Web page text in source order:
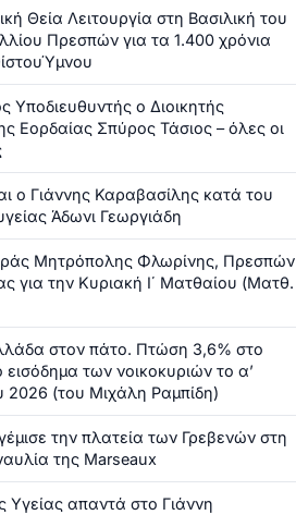
Θεία Λειτουργία στη Βασιλική του
Πρεσπών για τα 1.400 χρόνια
Υποδιευθυντής ο Διοικητής
Εορδαίας Σπύρος Τάσιος – όλες οι
ο Γιάννης Καραβασίλης κατά του
Άδωνι Γεωργιάδη
Μητρόπολης Φλωρίνης, Πρεσπών
για την Κυριακή Ι΄ Ματθαίου (Ματθ.
στον πάτο. Πτώση 3,6% στο
εισόδημα των νοικοκυριών το α’
2026 (του Μιχάλη Ραμπίδη)
την πλατεία των Γρεβενών στη
της Marseaux
Υγείας απαντά στο Γιάννη